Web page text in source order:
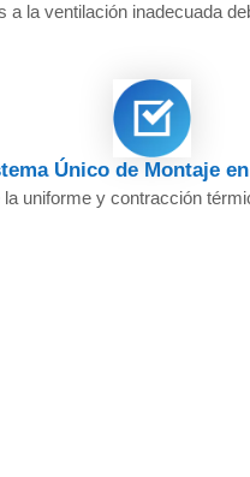
a la ventilación inadecuada
Único de Montaje
la uniforme y contracción